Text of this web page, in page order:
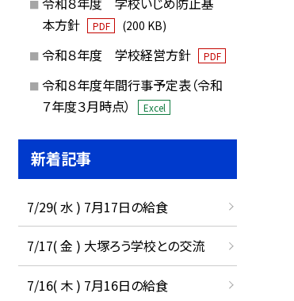
本方針
PDF (200 KB)
令和８年度 学校経営方針 PDF
令和８年度年間行事予定表（令和
７年度３月時点）
Excel
新着記事
7/29( 水 ) 7月17日の給食
7/17( 金 ) 大塚ろう学校との交流
7/16( 木 ) 7月16日の給食